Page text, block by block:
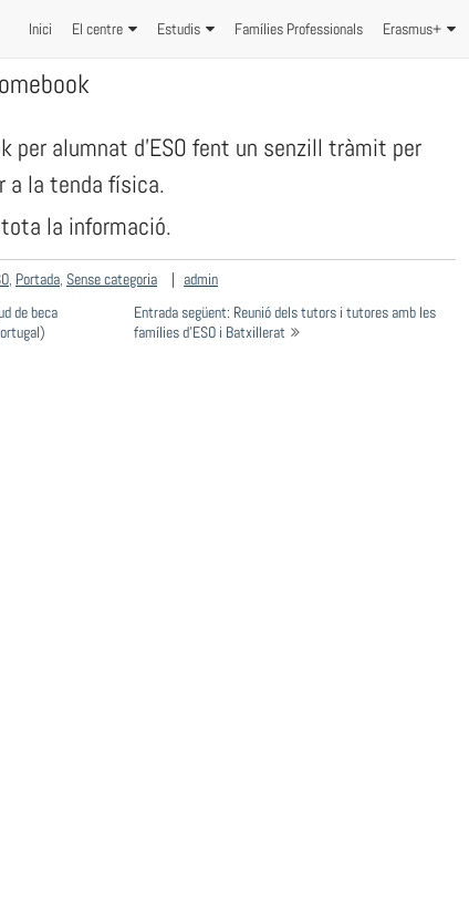
Inici El centre Estudis Famílies Professionals Erasmus+
per alumnat d’ESO fent un senzill tràmit per
a la tenda física.
la informació.
, Portada, Sense categoria admin
de beca
Entrada següent: Reunió dels tutors i tutores amb les
famílies d’ESO i Batxillerat